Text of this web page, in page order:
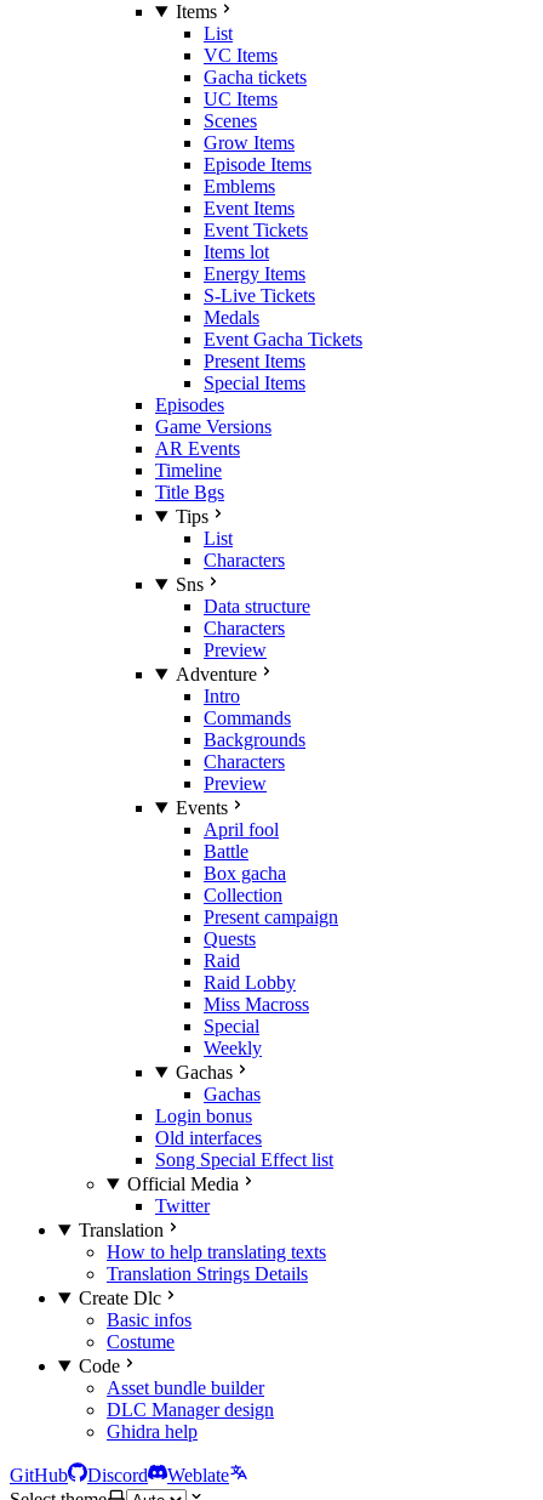
Items
List
VC Items
Gacha tickets
UC Items
Scenes
Grow Items
Episode Items
Emblems
Event Items
Event Tickets
Items lot
Energy Items
S-Live Tickets
Medals
Event Gacha Tickets
Present Items
Special Items
Episodes
Game Versions
AR Events
Timeline
Title Bgs
Tips
List
Characters
Sns
Data structure
Characters
Preview
Adventure
Intro
Commands
Backgrounds
Characters
Preview
Events
April fool
Battle
Box gacha
Collection
Present campaign
Quests
Raid
Raid Lobby
Miss Macross
Special
Weekly
Gachas
Gachas
Login bonus
Old interfaces
Song Special Effect list
Official Media
Twitter
Translation
How to help translating texts
Translation Strings Details
Create Dlc
Basic infos
Costume
Code
Asset bundle builder
DLC Manager design
Ghidra help
GitHub Discord
Weblate